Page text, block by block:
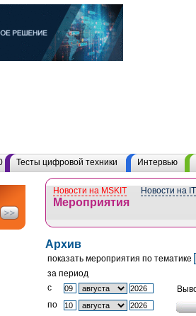
Тесты цифровой техники Интервью
Новости на
Новости на MSKIT
Мероприятия
Архив
показать мероприятия по тематике
за период
c
по